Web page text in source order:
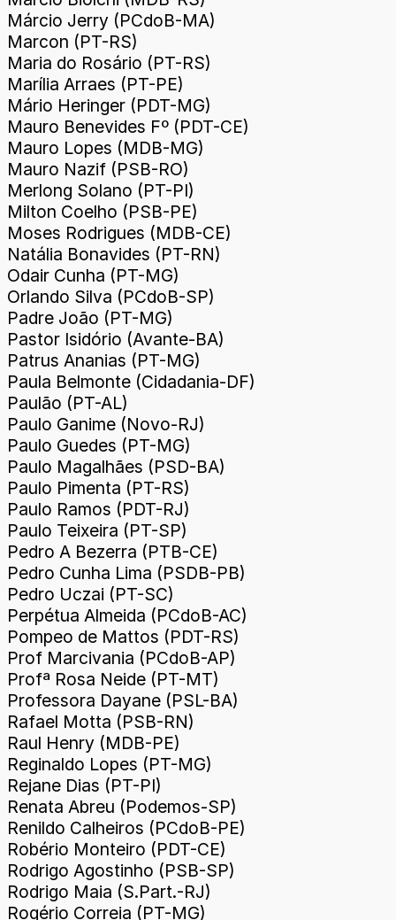
Márcio Jerry (PCdoB-MA)
Marcon (PT-RS)
Maria do Rosário (PT-RS)
Marília Arraes (PT-PE)
Mário Heringer (PDT-MG)
Mauro Benevides Fº (PDT-CE)
Mauro Lopes (MDB-MG)
Mauro Nazif (PSB-RO)
Merlong Solano (PT-PI)
Milton Coelho (PSB-PE)
Moses Rodrigues (MDB-CE)
Natália Bonavides (PT-RN)
Odair Cunha (PT-MG)
Orlando Silva (PCdoB-SP)
Padre João (PT-MG)
Pastor Isidório (Avante-BA)
Patrus Ananias (PT-MG)
Paula Belmonte (Cidadania-DF)
Paulão (PT-AL)
Paulo Ganime (Novo-RJ)
Paulo Guedes (PT-MG)
Paulo Magalhães (PSD-BA)
Paulo Pimenta (PT-RS)
Paulo Ramos (PDT-RJ)
Paulo Teixeira (PT-SP)
Pedro A Bezerra (PTB-CE)
Pedro Cunha Lima (PSDB-PB)
Pedro Uczai (PT-SC)
Perpétua Almeida (PCdoB-AC)
Pompeo de Mattos (PDT-RS)
Prof Marcivania (PCdoB-AP)
Profª Rosa Neide (PT-MT)
Professora Dayane (PSL-BA)
Rafael Motta (PSB-RN)
Raul Henry (MDB-PE)
Reginaldo Lopes (PT-MG)
Rejane Dias (PT-PI)
Renata Abreu (Podemos-SP)
Renildo Calheiros (PCdoB-PE)
Robério Monteiro (PDT-CE)
Rodrigo Agostinho (PSB-SP)
Rodrigo Maia (S.Part.-RJ)
Rogério Correia (PT-MG)